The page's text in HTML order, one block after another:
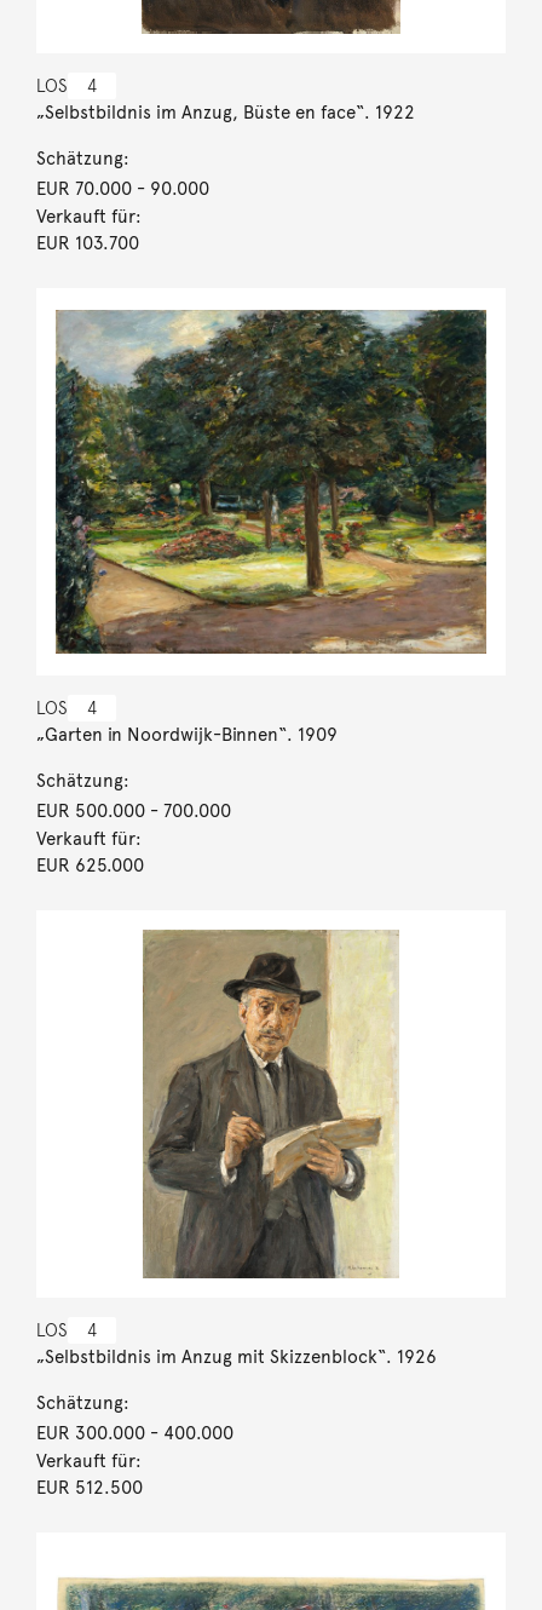
LOS 4
„Selbstbildnis im Anzug, Büste en face“. 1922
Schätzung:
EUR 70.000- 90.000
Verkauft für:
EUR 103.700
LOS 4
„Garten in Noordwijk-Binnen“. 1909
Schätzung:
EUR 500.000- 700.000
Verkauft für:
EUR 625.000
LOS 4
„Selbstbildnis im Anzug mit Skizzenblock“. 1926
Schätzung:
EUR 300.000- 400.000
Verkauft für:
EUR 512.500